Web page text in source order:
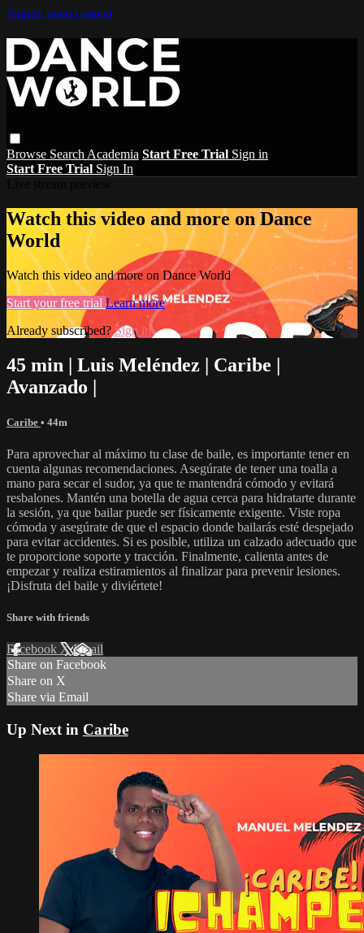
Skip to main content
Browse Search Academia Start Free Trial Sign in
Start Free Trial Sign In
Watch this video and more on Dance
World
Watch this video and more on Dance World
Start your free trial Learn more
Already subscribed?Sign in
45 min | Luis Meléndez | Caribe |
Avanzado |
Caribe • 44m
Para aprovechar al máximo tu clase de baile, es importante tener en
cuenta algunas recomendaciones. Asegúrate de tener una toalla a
mano para secar el sudor, ya que te mantendrá cómodo y evitará
resbalones. Mantén una botella de agua cerca para hidratarte durante
la sesión, ya que bailar puede ser físicamente exigente. Viste ropa
cómoda y asegúrate de que el espacio donde bailarás esté despejado
para evitar accidentes. Si es posible, utiliza un calzado adecuado que
te proporcione soporte y tracción. Finalmente, calienta antes de
empezar y realiza estiramientos al finalizar para prevenir lesiones.
¡Disfruta del baile y diviértete!
Share with friends
Facebook XEmail
Share on Facebook
Share on X
Share via Email
Up Next in Caribe